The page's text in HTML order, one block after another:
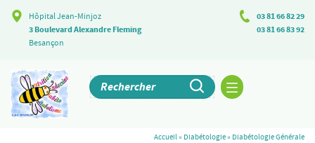
Hôpital Jean-Minjoz
3 Boulevard Alexandre Fleming
Besançon
03 81 66 82 29
03 81 66 83 92
Accueil» Diabétologie» Diabétologie Générale